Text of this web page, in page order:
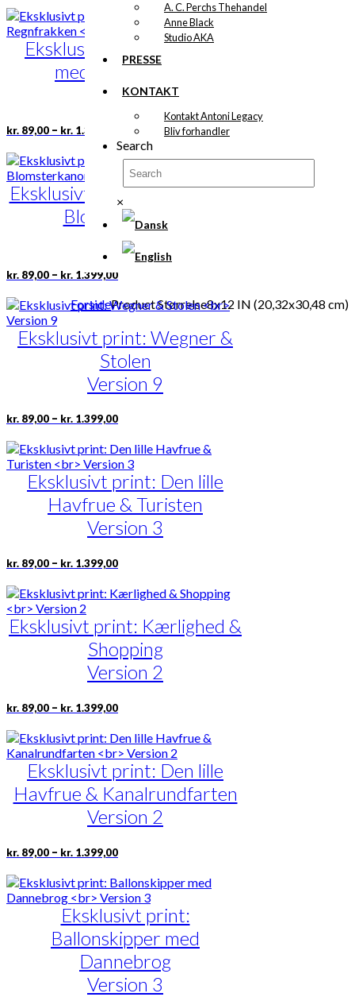
A. C. Perchs Thehandel
Anne Black
Studio AKA
PRESSE
KONTAKT
Kontakt Antoni Legacy
Bliv forhandler
Search
×
ForsideProduct Størrelse8x12 IN (20,32x30,48 cm)
kr. 1.399,00
har
flere
varianter.
Mulighederne
vælges
varesiden
Eksklusivt print: Manden
med Regnfrakken
Version 2
kr. 89,00 – kr. 1.399,00
Prisinterval:
kr. 89,00
til
kr. 1.399,00
Dette
vare
har
flere
varianter.
Mulighederne
kan
vælges
på
varesiden
Eksklusivt print: Garder med
Blomsterkanon
Version 9
kr. 89,00 – kr. 1.399,00Prisinterval:
til
kr. 1.399,00
Dette
har
varianter.
Mulighederne
kan
vælges
på
Eksklusivt print: Wegner &
Stolen
Version 9
kr. 89,00 – kr. 1.399,00Prisinterval:
til
kr. 1.399,00
Dette
har
flere
varianter.
Mulighederne
kan
vælges
på
Eksklusivt print: Den lille
Havfrue & Turisten
Version 3
kr. 89,00 – kr. 1.399,00Prisinterval:
til
kr. 1.399,00
Dette
har
varianter.
Mulighederne
kan
vælges
på
Eksklusivt print: Kærlighed &
Shopping
Version 2
kr. 89,00 – kr. 1.399,00Prisinterval:
kr. 1.399,00
Dette
har
flere
varianter.
Mulighederne
kan
vælges
på
Eksklusivt print: Den lille
Havfrue & Kanalrundfarten
Version 2
kr. 89,00 – kr. 1.399,00Prisinterval:
til
kr. 1.399,00
Dette
har
flere
varianter.
Mulighederne
kan
vælges
på
varesiden
Eksklusivt print:
Ballonskipper med
Dannebrog
Version 3